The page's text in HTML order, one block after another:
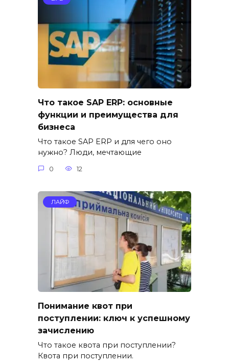
Что такое SAP ERP: основные
функции и преимущества для
бизнеса
Что такое SAP ERP и для чего оно
нужно? Люди, мечтающие
0 12
ЛАЙФ
Понимание квот при
поступлении: ключ к успешному
зачислению
Что такое квота при поступлении?
Квота при поступлении.